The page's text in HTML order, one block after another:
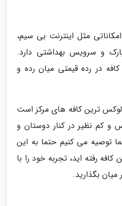
مثل اینترنت بی سیم،
و سرویس بهداشتی دارد.
در رده قیمتی میان رده و
ترین کافه های مرکز است
و کم نظیر در کنار دوستان و
توصیه می کنیم حتما به این
کافه رفته اید، تجربه خود را با
میان بگذارید.